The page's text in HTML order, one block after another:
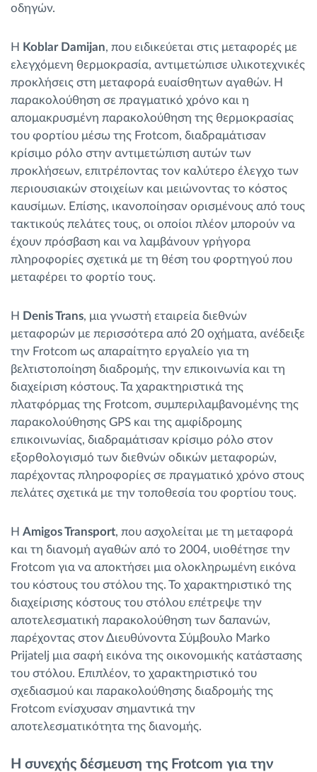
οδηγών.
Η Koblar Damijan, που ειδικεύεται στις μεταφορές με
ελεγχόμενη θερμοκρασία, αντιμετώπισε υλικοτεχνικές
προκλήσεις στη μεταφορά ευαίσθητων αγαθών. Η
παρακολούθηση σε πραγματικό χρόνο και η
απομακρυσμένη παρακολούθηση της θερμοκρασίας
του φορτίου μέσω της Frotcom, διαδραμάτισαν
κρίσιμο ρόλο στην αντιμετώπιση αυτών των
προκλήσεων, επιτρέποντας τον καλύτερο έλεγχο των
περιουσιακών στοιχείων και μειώνοντας το κόστος
καυσίμων. Επίσης, ικανοποίησαν ορισμένους από τους
τακτικούς πελάτες τους, οι οποίοι πλέον μπορούν να
έχουν πρόσβαση και να λαμβάνουν γρήγορα
πληροφορίες σχετικά με τη θέση του φορτηγού που
μεταφέρει το φορτίο τους.
Η Denis Trans, μια γνωστή εταιρεία διεθνών
μεταφορών με περισσότερα από 20 οχήματα, ανέδειξε
την Frotcom ως απαραίτητο εργαλείο για τη
βελτιστοποίηση διαδρομής, την επικοινωνία και τη
διαχείριση κόστους. Τα χαρακτηριστικά της
πλατφόρμας της Frotcom, συμπεριλαμβανομένης της
παρακολούθησης GPS και της αμφίδρομης
επικοινωνίας, διαδραμάτισαν κρίσιμο ρόλο στον
εξορθολογισμό των διεθνών οδικών μεταφορών,
παρέχοντας πληροφορίες σε πραγματικό χρόνο στους
πελάτες σχετικά με την τοποθεσία του φορτίου τους.
Η Amigos Transport, που ασχολείται με τη μεταφορά
και τη διανομή αγαθών από το 2004, υιοθέτησε την
Frotcom για να αποκτήσει μια ολοκληρωμένη εικόνα
του κόστους του στόλου της. Το χαρακτηριστικό της
διαχείρισης κόστους του στόλου επέτρεψε την
αποτελεσματική παρακολούθηση των δαπανών,
παρέχοντας στον Διευθύνοντα Σύμβουλο Marko
Prijatelj μια σαφή εικόνα της οικονομικής κατάστασης
του στόλου. Επιπλέον, το χαρακτηριστικό του
σχεδιασμού και παρακολούθησης διαδρομής της
Frotcom ενίσχυσαν σημαντικά την
αποτελεσματικότητα της διανομής.
Η συνεχής δέσμευση της Frotcom για την